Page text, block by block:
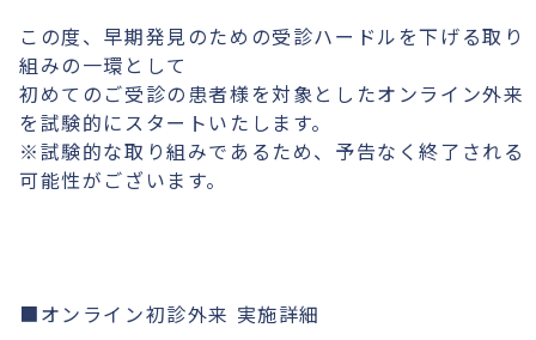
この度、早期発見のための受診ハードルを下げる取り
組みの一環として
初めてのご受診の患者様を対象としたオンライン外来
を試験的にスタートいたします。
※試験的な取り組みであるため、予告なく終了される
可能性がございます。
■オンライン初診外来 実施詳細